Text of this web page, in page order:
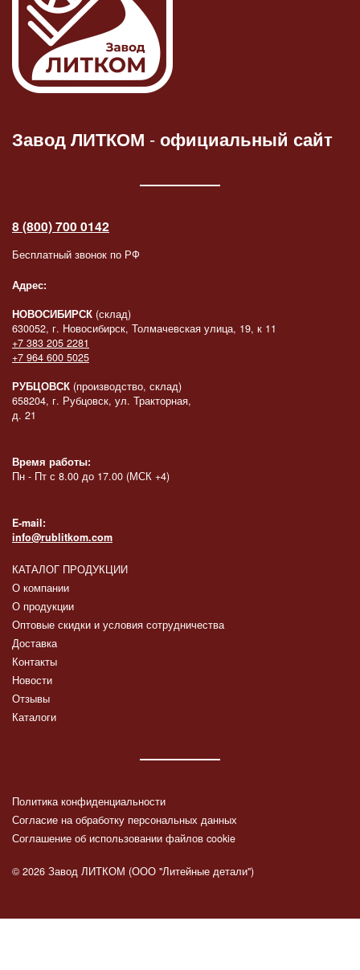
Завод ЛИТКОМ -официальный сайт
8 (800) 700 0142
Бесплатный звонок по РФ
Адрес:
НОВОСИБИРСК (склад)
630052, г. Новосибирск, Толмачевская улица, 19, к 11
+7 383 205 2281
+7 964 600 5025
РУБЦОВСК (производство, склад)
658204, г. Рубцовск, ул. Тракторная,
д. 21
Время работы:
Пн - Пт с 8.00 до 17.00 (МСК +4)
E-mail:
info@rublitkom.com
КАТАЛОГ ПРОДУКЦИИ
О компании
О продукции
Оптовые скидки и условия сотрудничества
Доставка
Контакты
Новости
Отзывы
Каталоги
Политика конфиденциальности
Согласие на обработку персональных данных
Соглашение об использовании файлов cookie
© 2026 Завод ЛИТКОМ (ООО "Литейные детали")